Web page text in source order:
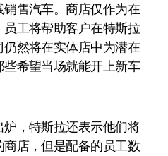
售汽车。商店仅作为在
工将帮助客户在特斯拉
然将在实体店中为潜在
希望当场就能开上新车
，特斯拉还表示他们将
店，但是配备的员工数